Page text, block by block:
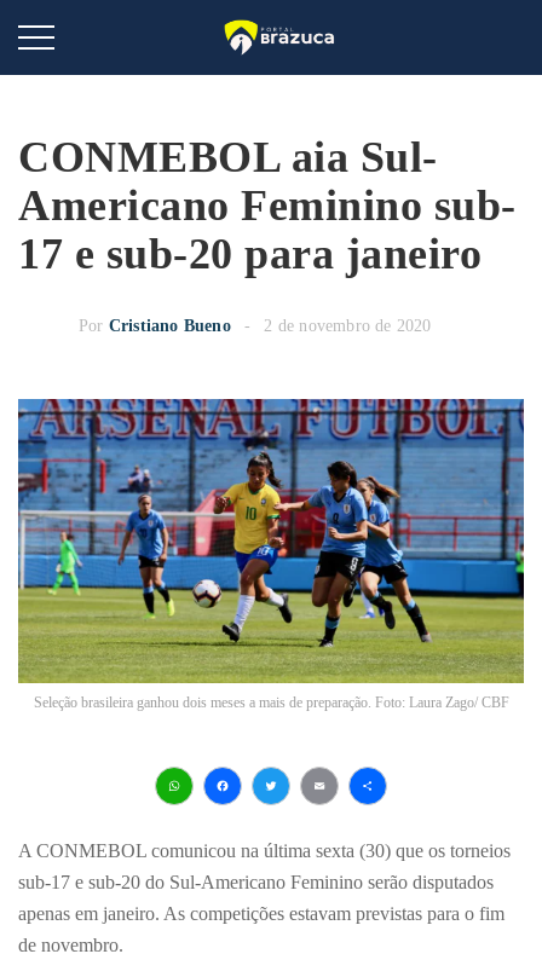
CONMEBOL aia Sul-
Americano Feminino sub-
17 e sub-20 para janeiro
Por Cristiano Bueno 2 de novembro de 2020
Seleção brasileira ganhou dois meses a mais de preparação. Foto: Laura Zago/ CBF
A CONMEBOL comunicou na última sexta (30) que os torneios
sub-17 e sub-20 do Sul-Americano Feminino serão disputados
apenas em janeiro. As competições estavam previstas para o fim
de novembro.